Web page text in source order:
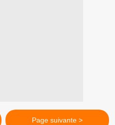
Page suivante >